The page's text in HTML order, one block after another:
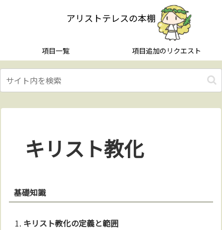
アリストテレスの本棚
項目一覧 項目追加のリクエスト
キリスト教化
基礎知識
キリスト教化の定義と範囲